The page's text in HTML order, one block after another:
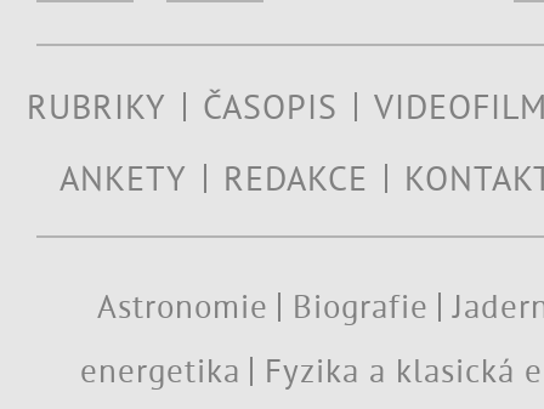
RUBRIKY ČASOPIS
ANKETY
REDAKCE
Astronomie Biografie
energetika
Fyzika a klasická